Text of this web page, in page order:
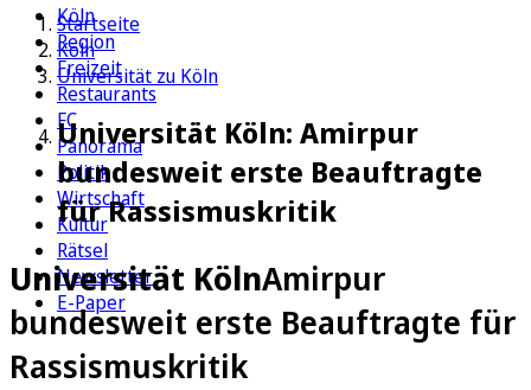
Köln
Region
Freizeit
Restaurants
FC
Panorama
Politik
Wirtschaft
Kultur
Rätsel
Newsletter
E-Paper
Startseite
Köln
Universität zu Köln
Universität Köln: Amirpur
bundesweit erste Beauftragte
für Rassismuskritik
Universität KölnAmirpur
bundesweit erste Beauftragte für
Rassismuskritik